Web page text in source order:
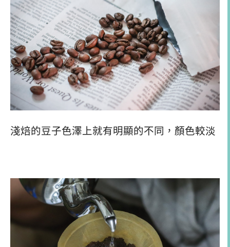
淺焙的豆子色澤上就有明顯的不同，顏色較淡